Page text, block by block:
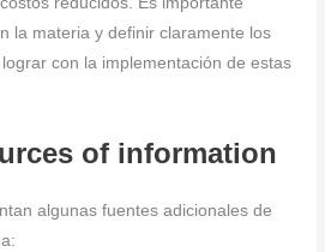
la materia y definir claramente los
con la implementación de estas
of information
algunas fuentes adicionales de